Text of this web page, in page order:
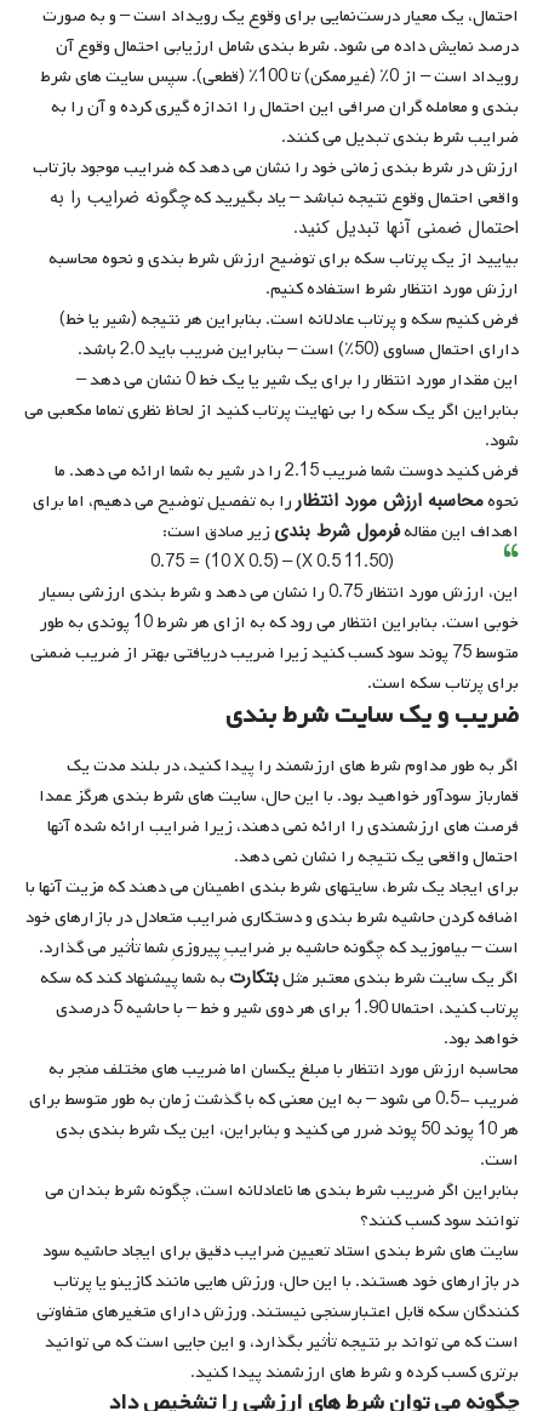
احتمال، یک معیار درست‌نمایی برای وقوع یک رویداد است – و به صورت
درصد نمایش داده می شود. شرط بندی شامل ارزیابی احتمال وقوع آن
رویداد است – از 0٪ (غیرممکن) تا 100٪ (قطعی). سپس سایت های شرط
بندی و معامله گران صرافی این احتمال را اندازه گیری کرده و آن را به
ضرایب شرط بندی تبدیل می کنند.
ارزش در شرط بندی زمانی خود را نشان می دهد که ضرایب موجود بازتاب
واقعی احتمال وقوع نتیجه نباشد – یاد بگیرید کهچگونه ضرایب را به
احتمال ضمنی آنها تبدیل کنید.
بیایید از یک پرتاب سکه برای توضیح ارزش شرط بندی و نحوه محاسبه
ارزش مورد انتظار شرط استفاده کنیم.
فرض کنیم سکه و پرتاب عادلانه است. بنابراین هر نتیجه (شیر یا خط)
دارای احتمال مساوی (50٪) است – بنابراین ضریب باید 2.0 باشد.
این مقدار مورد انتظار را برای یک شیر یا یک خط 0 نشان می دهد –
بنابراین اگر یک سکه را بی نهایت پرتاب کنید از لحاظ نظری تماما مکعبی می
شود.
فرض کنید دوست شما ضریب 2.15 را در شیر به شما ارائه می دهد. ما
نحوهمحاسبه ارزش مورد انتظاررا به تفصیل توضیح می دهیم، اما برای
اهداف این مقالهفرمول شرط بندی زیر صادق است:
(11.50 X 0.5) – (10 X 0.5) = 0.75
این، ارزش مورد انتظار 0.75 را نشان می دهد و شرط بندی ارزشی بسیار
خوبی است. بنابراین انتظار می رود که به ازای هر شرط 10 پوندی به طور
متوسط 75 پوند سود کسب کنید زیرا ضریب دریافتی بهتر از ضریب ضمنی
برای پرتاب سکه است.
ضریب و یک سایت شرط بندی
اگر به طور مداوم شرط های ارزشمند را پیدا کنید، در بلند مدت یک
قمارباز سودآور خواهید بود. با این حال، سایت های شرط بندی هرگز عمدا
فرصت های ارزشمندی را ارائه نمی دهند، زیرا ضرایب ارائه شده آنها
احتمال واقعی یک نتیجه را نشان نمی دهد.
برای ایجاد یک شرط، سایتهای شرط بندی اطمینان می دهند که مزیت آنها با
اضافه کردن حاشیه شرط بندی و دستکاری ضرایب متعادل در بازارهای خود
است – بیاموزید که چگونه حاشیه بر ضرایبِ پیروزیِ شما تأثیر می گذارد.
اگر یک سایت شرط بندی معتبر مثلبتکارتبه شما پیشنهاد کند که سکه
پرتاب کنید، احتمالا 1.90 برای هر دوی شیر و خط – با حاشیه 5 درصدی
خواهد بود.
محاسبه ارزش مورد انتظار با مبلغ یکسان اما ضریب های مختلف منجر به
ضریب -0.5 می شود – به این معنی که با گذشت زمان به طور متوسط ​​برای
هر 10 پوند 50 پوند ضرر می کنید و بنابراین، این یک شرط بندی بدی
است.
بنابراین اگر ضریب شرط بندی ها ناعادلانه است، چگونه شرط بندان می
توانند سود کسب کنند؟
سایت های شرط بندی استاد تعیین ضرایب دقیق برای ایجاد حاشیه سود
در بازارهای خود هستند. با این حال، ورزش هایی مانند کازینو یا پرتاب
کنندگان سکه قابل اعتبارسنجی نیستند. ورزش دارای متغیرهای متفاوتی
است که می تواند بر نتیجه تأثیر بگذارد، و این جایی است که می توانید
برتری کسب کرده و شرط های ارزشمند پیدا کنید.
چگونه می توان شرط های ارزشی را تشخیص داد